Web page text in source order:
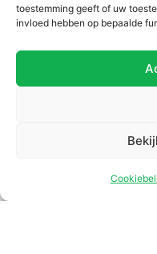
toestemming geeft of uw
invloed hebben op bepaalde